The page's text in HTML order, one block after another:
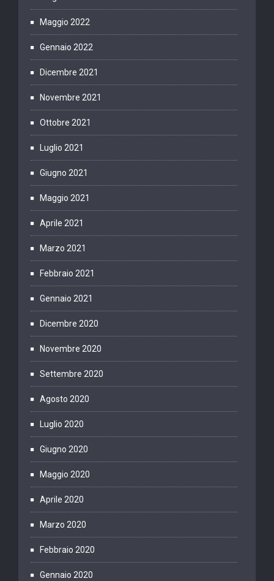
Maggio 2022
Gennaio 2022
Dicembre 2021
Novembre 2021
Ottobre 2021
Luglio 2021
Giugno 2021
Maggio 2021
Aprile 2021
Marzo 2021
Febbraio 2021
Gennaio 2021
Dicembre 2020
Novembre 2020
Settembre 2020
Agosto 2020
Luglio 2020
Giugno 2020
Maggio 2020
Aprile 2020
Marzo 2020
Febbraio 2020
Gennaio 2020